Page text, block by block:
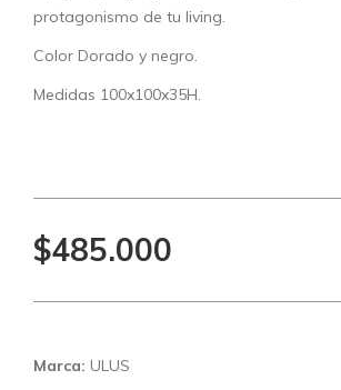
protagonismo de tu living.
Color Dorado y negro.
Medidas 100x100x35H.
$485.000
Marca: ULUS